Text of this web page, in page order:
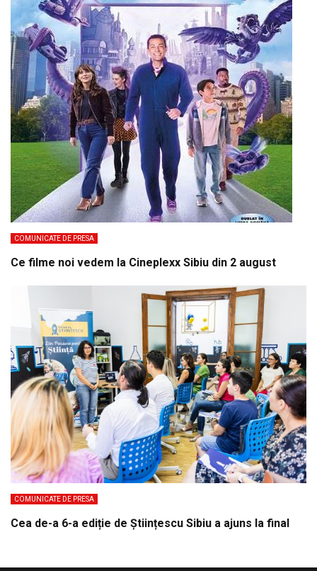
COMUNICATE DE PRESA
Ce filme noi vedem la Cineplexx Sibiu din 2 august
COMUNICATE DE PRESA
Cea de-a 6-a ediție de Științescu Sibiu a ajuns la final